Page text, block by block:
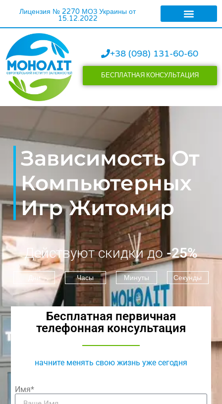
Лицензия № 2270 МОЗ Украины от
15.12.2022
+38 (098) 131-60-60
БЕСПЛАТНАЯ КОНСУЛЬТАЦИЯ
Зависимость От
Компьютерных
Игр Житомир
Действуют скидки до -25%
Дни Часы Минуты Секунды
Бесплатная первичная
телефонная консультация
начните менять свою жизнь уже сегодня
Имя*